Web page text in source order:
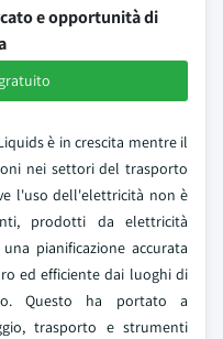
e opportunità di
è in crescita mentre il
nei settori del trasporto
l'uso dell'elettricità non è
prodotti da elettricità
pianificazione accurata
ed efficiente dai luoghi di
Questo ha portato a
trasporto e strumenti